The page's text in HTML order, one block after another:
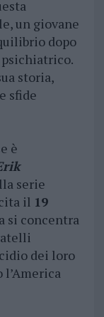
un giovane
dopo
storia,
sfide
è
serie
il 19
si concentra
dei loro
l’America